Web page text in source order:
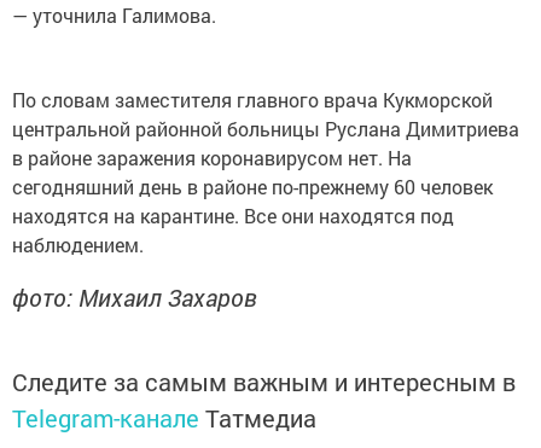
— уточнила Галимова.
По словам заместителя главного врача Кукморской
центральной районной больницы Руслана Димитриева
в районе заражения коронавирусом нет. На
сегодняшний день в районе по-прежнему 60 человек
находятся на карантине. Все они находятся под
наблюдением.
фото: Михаил Захаров
Следите за самым важным и интересным в
Telegram-канале Татмедиа